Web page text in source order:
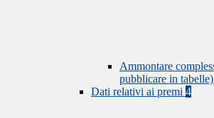
Ammontare
pubblicare in tabelle)
Dati relativi ai premi 4